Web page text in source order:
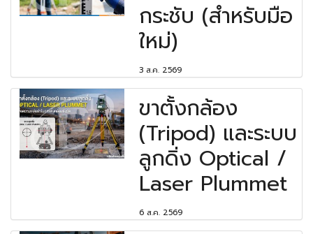
กระชับ (สำหรับมือ
ใหม่)
3 ส.ค. 2569
ขาตั้งกล้อง
(Tripod) และระบบ
ลูกดิ่ง Optical /
Laser Plummet
6 ส.ค. 2569